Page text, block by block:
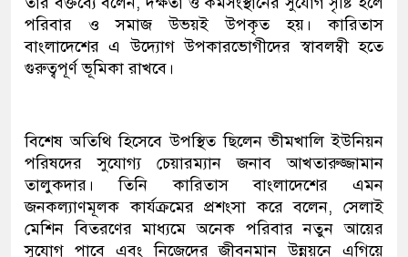
পরিবার ও সমাজ উভয়ই উপকৃত হয়। কারিতাস
বাংলাদেশের এ উদ্যোগ উপকারভোগীদের স্বাবলম্বী হতে
গুরুত্বপূর্ণ ভূমিকা রাখবে।
বিশেষ অতিথি হিসেবে উপস্থিত ছিলেন ভীমখালি ইউনিয়ন
পরিষদের সুযোগ্য চেয়ারম্যান জনাব আখতারুজ্জামান
তালুকদার। তিনি কারিতাস বাংলাদেশের এমন
জনকল্যাণমূলক কার্যক্রমের প্রশংসা করে বলেন, সেলাই
মেশিন বিতরণের মাধ্যমে অনেক পরিবার নতুন আয়ের
সুযোগ পাবে এবং নিজেদের জীবনমান উন্নয়নে এগিয়ে